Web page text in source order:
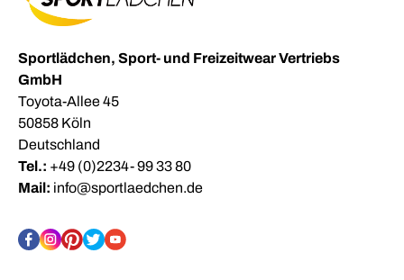
Sportlädchen, Sport- und Freizeitwear Vertriebs
GmbH
Toyota-Allee 45
50858 Köln
Deutschland
Tel.: +49 (0)2234- 99 33 80
Mail: info@sportlaedchen.de